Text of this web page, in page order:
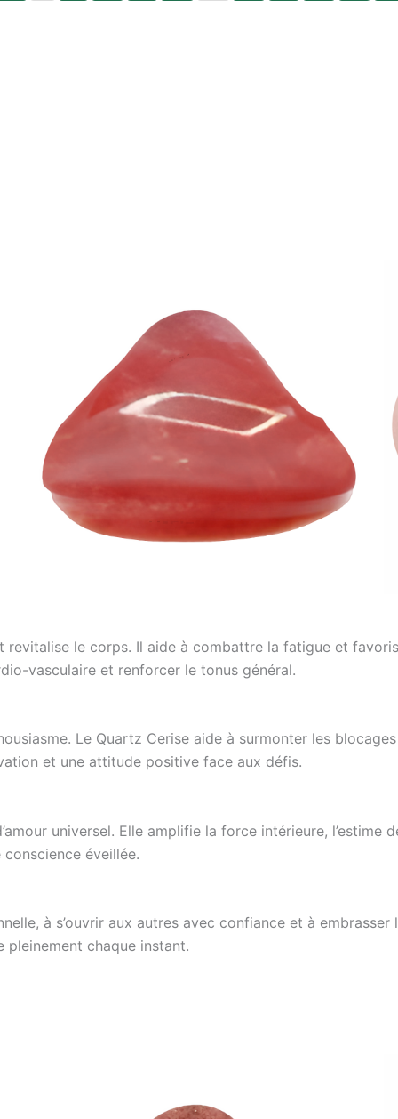
le corps. Il aide à combattre la fatigue et
vasculaire et renforcer le tonus général.
Le Quartz Cerise aide à surmonter les
et une attitude positive face aux défis.
universel. Elle amplifie la force intérieure,
éveillée.
à s’ouvrir aux autres avec confiance et à
chaque instant.